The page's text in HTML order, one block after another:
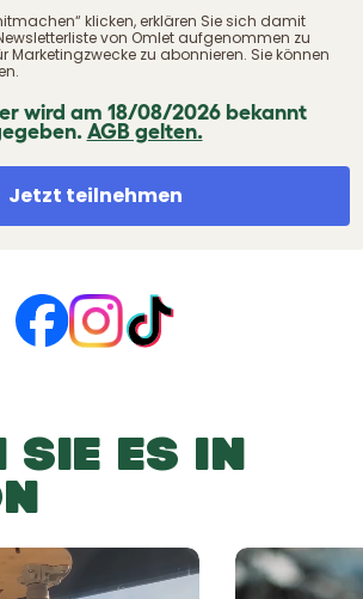
klicken, erklären Sie sich damit
von Omlet aufgenommen zu
Marketingzwecke zu abonnieren. Sie können
wird am 18/08/2026 bekannt
AGB gelten.
Jetzt teilnehmen
SIE ES IN